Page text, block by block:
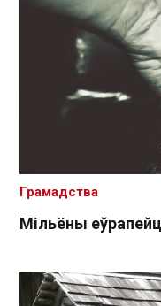
Мільёны
Грамадства